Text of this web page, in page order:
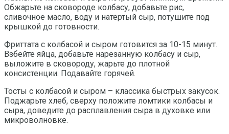
Обжарьте на сковороде колбасу, добавьте рис,
сливочное масло, воду и натертый сыр, потушите под
крышкой до готовности.
Фриттата с колбасой и сыром готовится за 10-15 минут.
Взбейте яйца, добавьте нарезанную колбасу и сыр,
выложите в сковороду, жарьте до плотной
консистенции. Подавайте горячей.
Тосты с колбасой и сыром – классика быстрых закусок.
Поджарьте хлеб, сверху положите ломтики колбасы и
сыра, доведите до расплавления сыра в духовке или
микроволновке.